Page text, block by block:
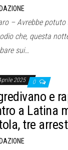
– Avrebbe
che, questa
sui…
2025 0
e
a Latina
tre